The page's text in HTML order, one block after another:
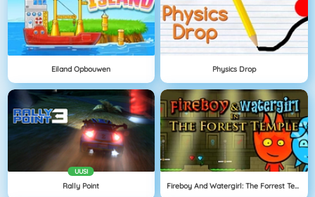
Eiland Opbouwen Physics Drop
UUSI
Rally Point Fireboy And Watergirl: The Forrest Temple